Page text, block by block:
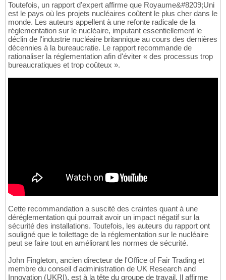
Toutefois, un rapport d'expert affirme que Royaume&#8209;Uni
est le pays où les projets nucléaires coûtent le plus cher dans le
monde. Les auteurs appellent à une refonte radicale de la
réglementation sur le nucléaire, imputant essentiellement le
déclin de l'industrie nucléaire britannique au cours des dernières
décennies à la bureaucratie. Le rapport recommande de
rationaliser la réglementation afin d'éviter « des processus trop
bureaucratiques et trop coûteux ».
Cette recommandation a suscité des craintes quant à une
déréglementation qui pourrait avoir un impact négatif sur la
sécurité des installations. Toutefois, les auteurs du rapport ont
souligné que le toilettage de la réglementation sur le nucléaire
peut se faire tout en améliorant les normes de sécurité.
John Fingleton, ancien directeur de l'Office of Fair Trading et
membre du conseil d'administration de UK Research and
Innovation (UKRI), est à la tête du groupe de travail. Il affirme